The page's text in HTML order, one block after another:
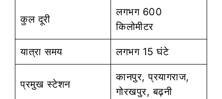
कुल दूरी
लगभग 600
किलोमीटर
यात्रा समय लगभग 15 घंटे
प्रमुख स्टेशन
कानपुर, प्रयागराज,
गोरखपुर, बढ़नी